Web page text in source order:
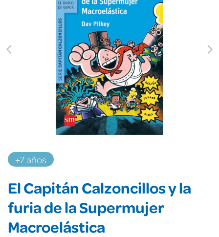
+7 años
El Capitán Calzoncillos y la
furia de la Supermujer
Macroelástica